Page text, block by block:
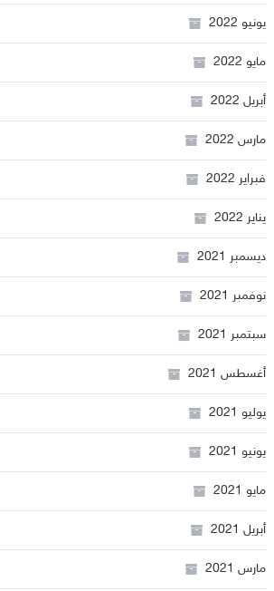
يونيو 2022
مايو 2022
أبريل 2022
مارس 2022
فبراير 2022
يناير 2022
ديسمبر 2021
نوفمبر 2021
سبتمبر 2021
أغسطس 2021
يوليو 2021
يونيو 2021
مايو 2021
أبريل 2021
مارس 2021